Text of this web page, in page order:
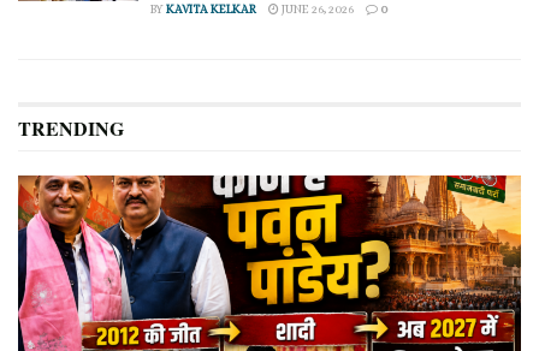
BYKAVITA KELKAR JUNE 26, 2026 0
TRENDING